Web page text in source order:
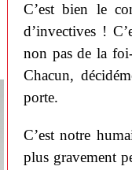
C’est bien le
d’invectives !
non pas de la
Chacun,
porte.
C’est notre
plus gravement